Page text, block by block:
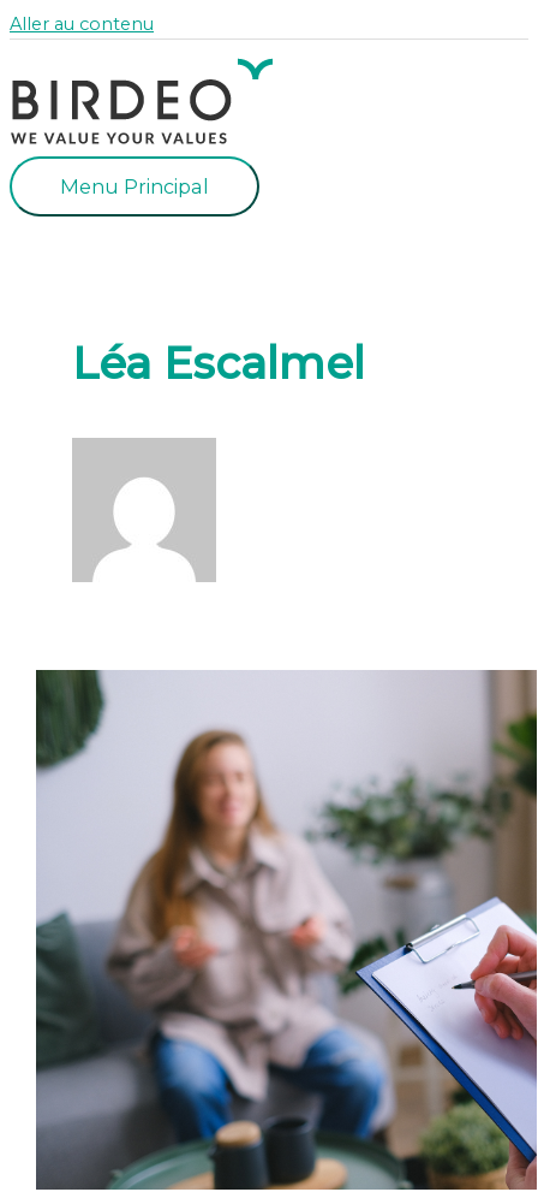
Aller au contenu
Menu Principal
Léa Escalmel